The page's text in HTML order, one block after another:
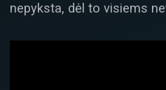
nepyksta, dėl to visiems